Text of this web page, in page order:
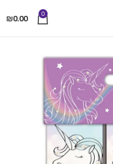
0
₪0.00